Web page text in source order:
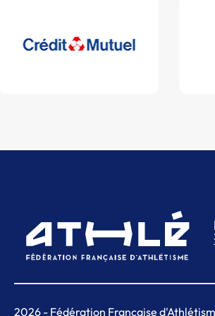
2026 - Fédération Française